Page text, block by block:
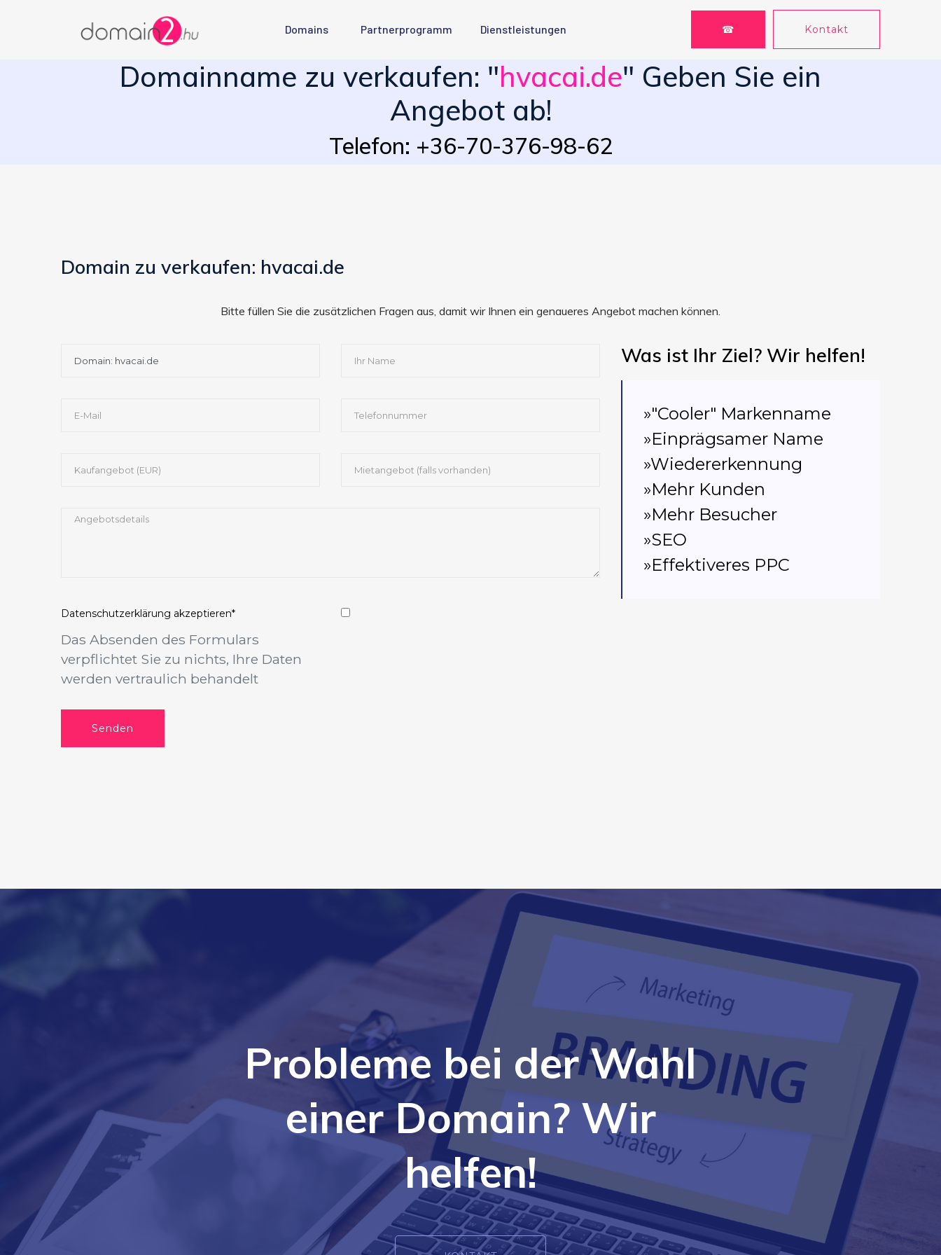
Domains Partnerprogramm Dienstleistungen ☎ Kontakt
Domainname zu verkaufen: "hvacai.de" Geben Sie ein
Angebot ab!
Telefon: +36-70-376-98-62
Domain zu verkaufen: hvacai.de
Bitte füllen Sie die zusätzlichen Fragen aus, damit wir Ihnen ein genaueres Angebot machen können.
Datenschutzerklärung akzeptieren*
Das Absenden des Formulars
verpflichtet Sie zu nichts, Ihre Daten
werden vertraulich behandelt
Senden
Was ist Ihr Ziel? Wir helfen!
»"Cooler" Markenname
»Einprägsamer Name
»Wiedererkennung
»Mehr Kunden
»Mehr Besucher
»SEO
»Effektiveres PPC
Probleme bei der Wahl
einer Domain? Wir
helfen!